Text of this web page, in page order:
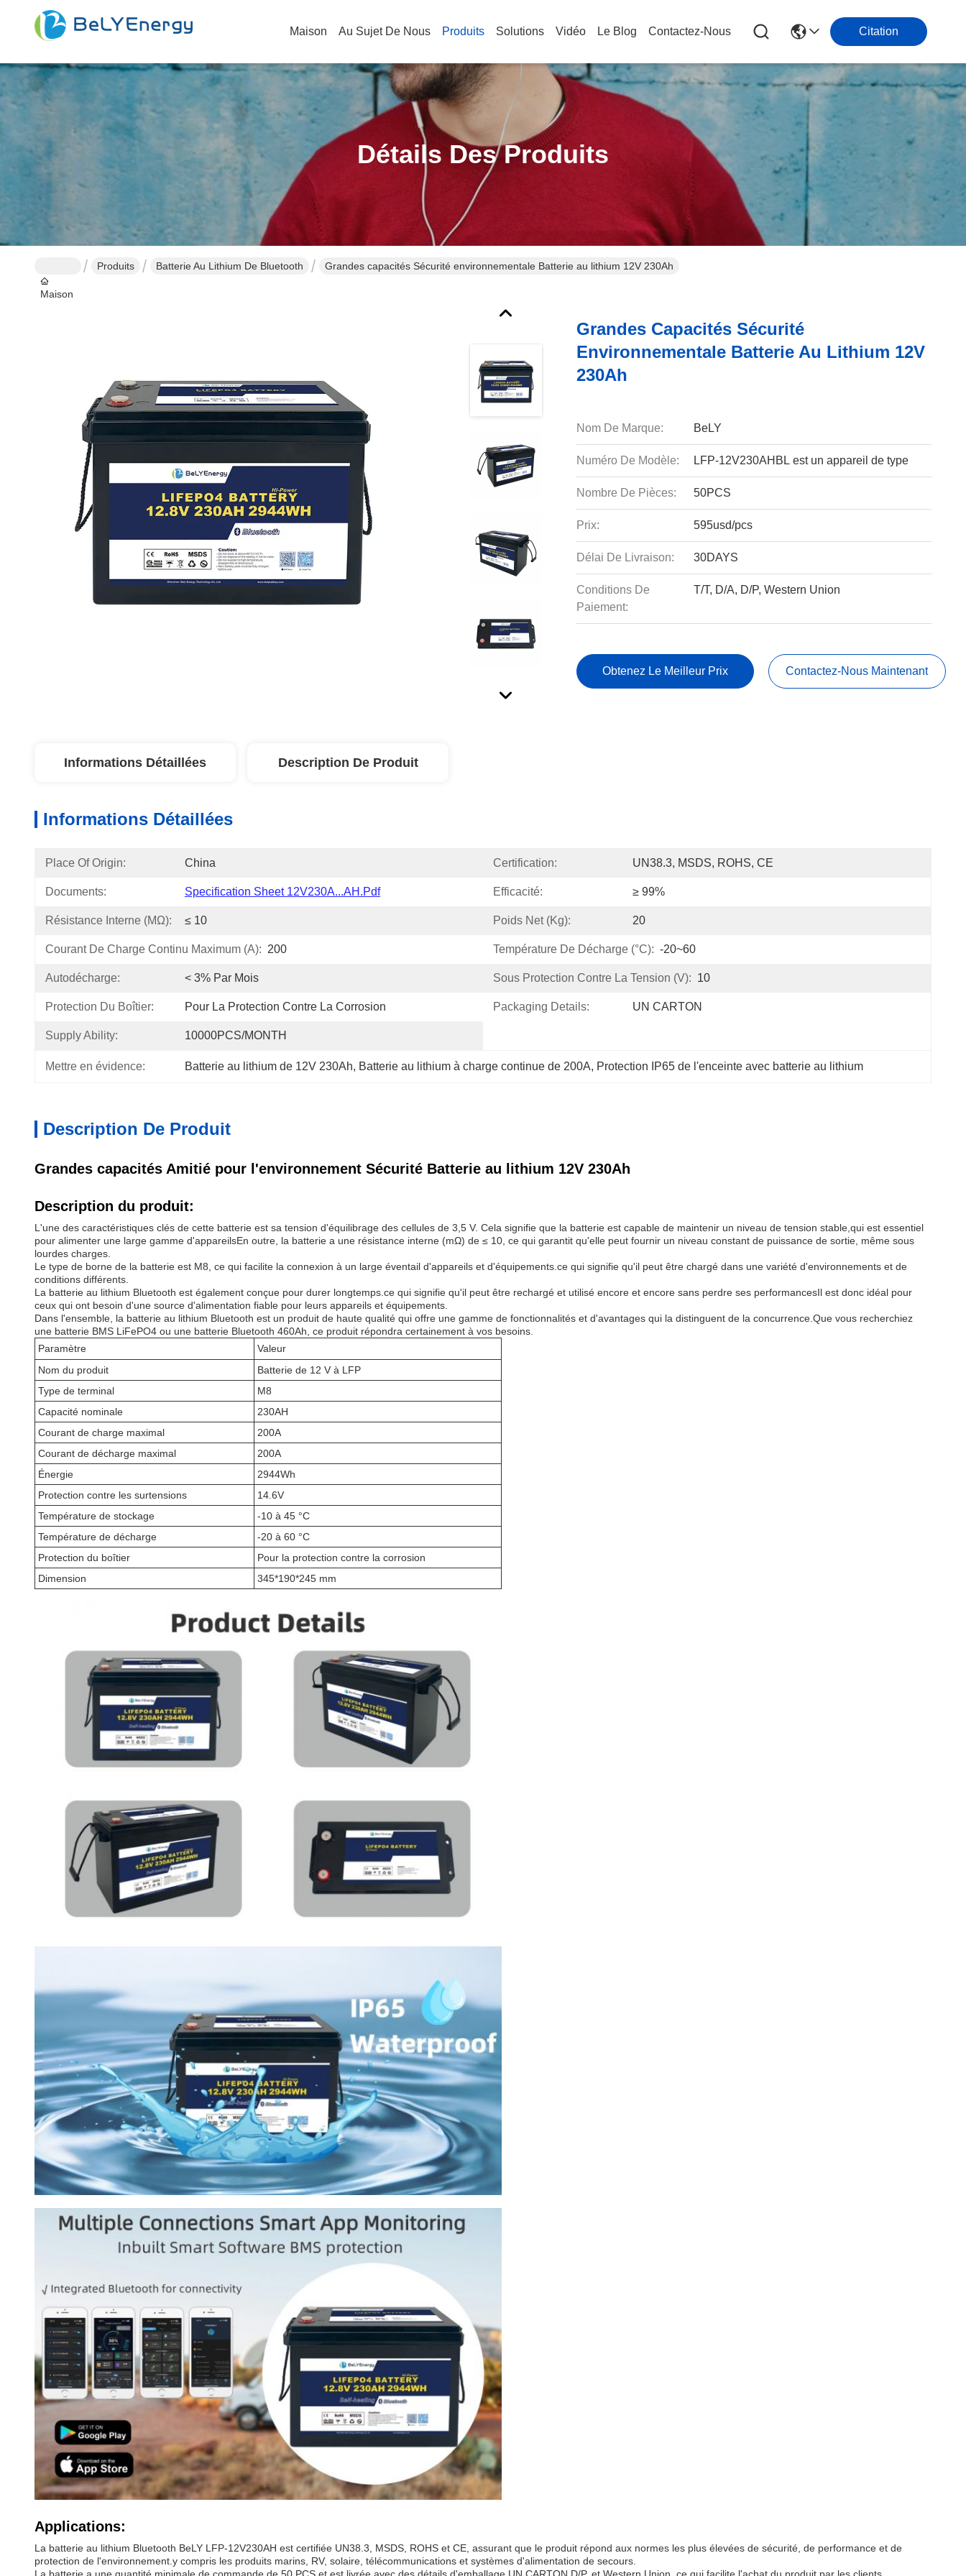
Maison Au Sujet De Nous Produits Solutions Vidéo Le Blog Contactez-Nous Citation
Détails Des Produits
Maison
Produits Batterie Au Lithium De Bluetooth Grandes capacités Sécurité environnementale Batterie au lithium 12V 230Ah
Grandes Capacités Sécurité
Environnementale Batterie Au Lithium 12V
230Ah
Nom De Marque: BeLY
Numéro De Modèle: LFP-12V230AHBL est un appareil de type
Nombre De Pièces: 50PCS
Prix: 595usd/pcs
Délai De Livraison: 30DAYS
Conditions De
Paiement:
T/T, D/A, D/P, Western Union
Obtenez Le Meilleur Prix Contactez-Nous Maintenant
Informations Détaillées Description De Produit
Informations Détaillées
Place Of Origin: China Certification: UN38.3, MSDS, ROHS, CE
Documents: Specification Sheet 12V230A...AH.pdf Efficacité: ≥ 99%
Résistance Interne (mΩ): ≤ 10 Poids Net (kg): 20
Courant De Charge Continu Maximum (A): 200 Température De Décharge (°C): -20~60
Autodécharge: < 3% Par Mois Sous Protection Contre La Tension (V): 10
Protection Du Boîtier: Pour La Protection Contre La Corrosion Packaging Details: UN CARTON
Supply Ability: 10000PCS/MONTH
Mettre en évidence: Batterie au lithium de 12V 230Ah, Batterie au lithium à charge continue de 200A, Protection IP65 de l'enceinte avec batterie au lithium
Description De Produit
Grandes capacités Amitié pour l'environnement Sécurité Batterie au lithium 12V 230Ah
Description du produit:
L'une des caractéristiques clés de cette batterie est sa tension d'équilibrage des cellules de 3,5 V. Cela signifie que la batterie est capable de maintenir un niveau de tension stable,qui est essentiel
pour alimenter une large gamme d'appareilsEn outre, la batterie a une résistance interne (mΩ) de ≤ 10, ce qui garantit qu'elle peut fournir un niveau constant de puissance de sortie, même sous
lourdes charges.
Le type de borne de la batterie est M8, ce qui facilite la connexion à un large éventail d'appareils et d'équipements.ce qui signifie qu'il peut être chargé dans une variété d'environnements et de
conditions différents.
La batterie au lithium Bluetooth est également conçue pour durer longtemps.ce qui signifie qu'il peut être rechargé et utilisé encore et encore sans perdre ses performancesIl est donc idéal pour
ceux qui ont besoin d'une source d'alimentation fiable pour leurs appareils et équipements.
Dans l'ensemble, la batterie au lithium Bluetooth est un produit de haute qualité qui offre une gamme de fonctionnalités et d'avantages qui la distinguent de la concurrence.Que vous recherchiez
une batterie BMS LiFePO4 ou une batterie Bluetooth 460Ah, ce produit répondra certainement à vos besoins.
Paramètre
Valeur
Nom du produit
Batterie de 12 V à LFP
Type de terminal
M8
Capacité nominale
230AH
Courant de charge maximal
200A
Courant de décharge maximal
200A
Énergie
2944Wh
Protection contre les surtensions
14.6V
Température de stockage
-10 à 45 °C
Température de décharge
-20 à 60 °C
Protection du boîtier
Pour la protection contre la corrosion
Dimension
345*190*245 mm
Applications:
La batterie au lithium Bluetooth BeLY LFP-12V230AH est certifiée UN38.3, MSDS, ROHS et CE, assurant que le produit répond aux normes les plus élevées de sécurité, de performance et de
protection de l'environnement.y compris les produits marins, RV, solaire, télécommunications et systèmes d'alimentation de secours.